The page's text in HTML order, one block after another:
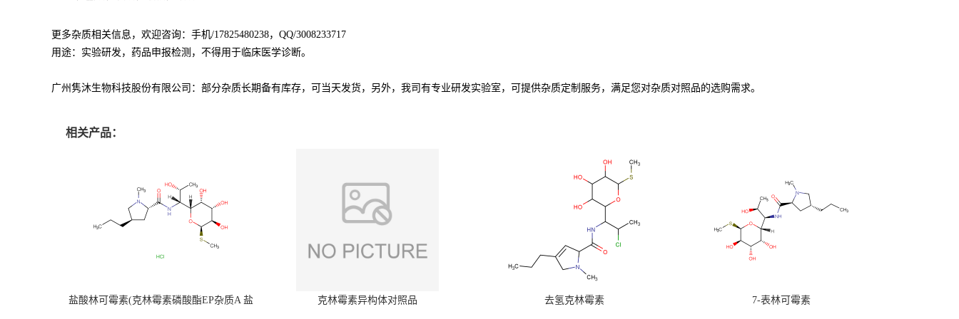
更多杂质相关信息，欢迎咨询：手机/17825480238，QQ/3008233717
用途：实验研发，药品申报检测，不得用于临床医学诊断。
广州隽沐生物科技股份有限公司：部分杂质长期备有库存，可当天发货，另外，我司有专业研发实验室，可提供杂质定制服务，满足您对杂质对照品的选购需求。
相关产品：
盐酸林可霉素(克林霉素磷酸酯EP杂质A 盐
克林霉素异构体对照品 去氢克林霉素 7-表林可霉素